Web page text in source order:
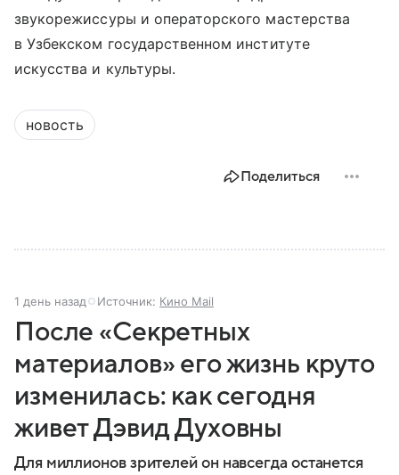
звукорежиссуры и операторского мастерства
в Узбекском государственном институте
искусства и культуры.
новость
Поделиться
1 день назад Источник: Кино Mail
После «Секретных
материалов» его жизнь круто
изменилась: как сегодня
живет Дэвид Духовны
Для миллионов зрителей он навсегда останется